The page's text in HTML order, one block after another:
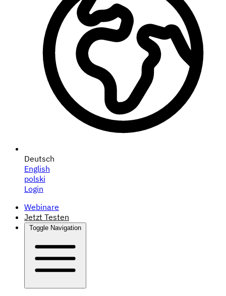
Deutsch
English
polski
Login
Webinare
Jetzt Testen
Toggle Navigation